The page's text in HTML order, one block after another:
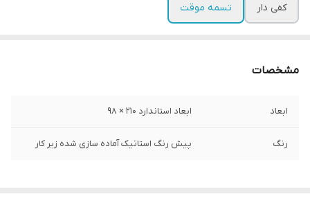
کفی دار
تسمه موقت
مشخصات
ابعاد ابعاد استاندارد ۲۱۰ × ۹۸
رنگ پیش رنگ استاتیک آماده سازی شده زیر کار